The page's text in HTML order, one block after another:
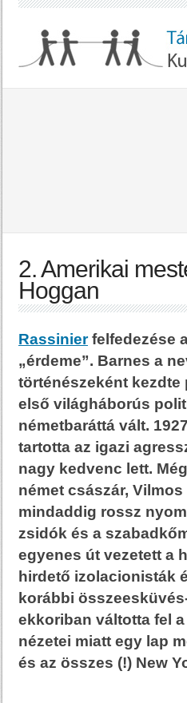
2. Amerikai
Hoggan
Rassinierfelfedezése
„érdeme”. Barnes a
történészeként kezdte
első világháborús
németbaráttá vált.
tartotta az igazi
nagy kedvenc lett.
német császár,
mindaddig rossz
zsidók és a
egyenes út vezetett a
hirdető izolacionisták
korábbi
ekkoriban váltotta fel
nézetei miatt egy lap
és az összes (!) New